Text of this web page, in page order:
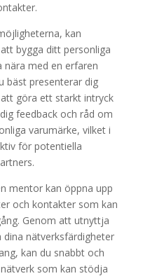
kan
bygga ditt personliga
nära med en erfaren
bäst presenterar dig
göra ett starkt intryck
feedback och råd om
varumärke, vilket i
för potentiella
mentor kan öppna upp
och kontakter som kan
Genom att utnyttja
nätverksfärdigheter
kan du snabbt och
som kan stödja